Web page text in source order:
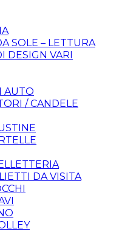
SOLE – LETTURA
DESIGN VARI
AUTO
/ CANDELE
DA VISITA